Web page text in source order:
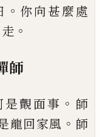
。 你向甚麼處
走 。
師
是覿面事 。 師
龍回家風 。 師